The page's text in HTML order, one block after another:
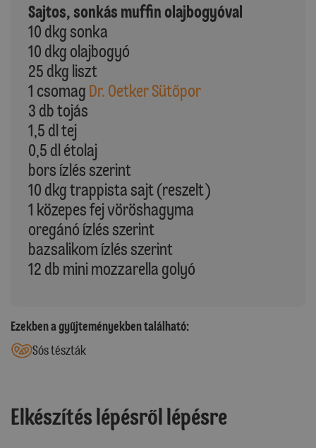
Sajtos, sonkás muffin olajbogyóval
10 dkg sonka
10 dkg olajbogyó
25 dkg liszt
1 csomag Dr. Oetker Sütőpor
3 db tojás
1,5 dl tej
0,5 dl étolaj
bors ízlés szerint
10 dkg trappista sajt (reszelt)
1 közepes fej vöröshagyma
oregánó ízlés szerint
bazsalikom ízlés szerint
12 db mini mozzarella golyó
Ezekben a gyűjteményekben található:
Sós tészták
Elkészítés lépésről lépésre